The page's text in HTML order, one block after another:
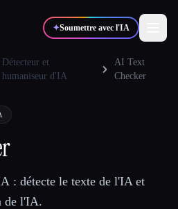
✦Soumettre avec l'IA
Détecteur et
humaniseur d'IA
AI Text
Checker
: détecte le texte de l'IA et
de l'IA.